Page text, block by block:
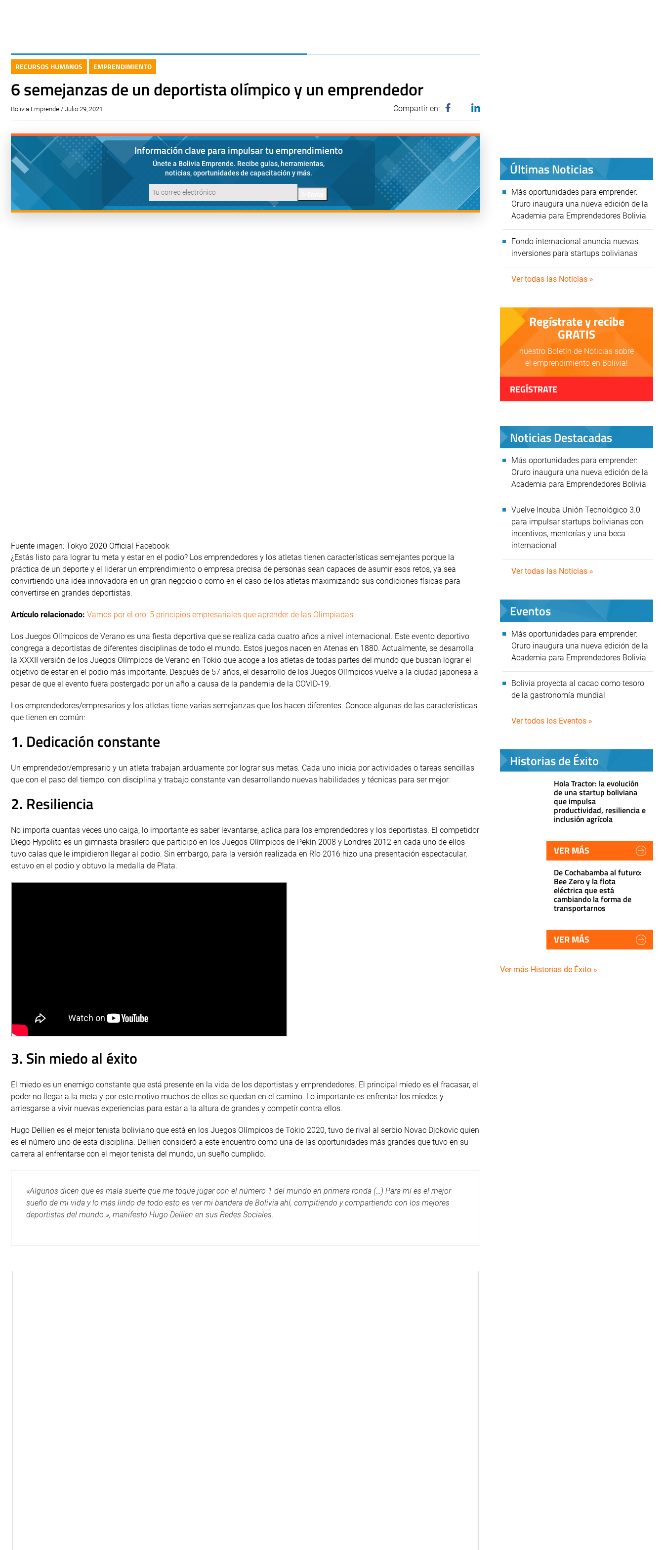
RECURSOS HUMANOS EMPRENDIMIENTO
6 semejanzas de un deportista olímpico y un emprendedor
Bolivia Emprende / Julio 29, 2021 Compartir en:
Información clave para impulsar tu emprendimiento
Únete a Bolivia Emprende. Recibe guías, herramientas,
noticias, oportunidades de capacitación y más.
Fuente imagen: Tokyo 2020 Official Facebook
¿Estás listo para lograr tu meta y estar en el podio? Los emprendedores y los atletas tienen características semejantes porque la
práctica de un deporte y el liderar un emprendimiento o empresa precisa de personas sean capaces de asumir esos retos, ya sea
convirtiendo una idea innovadora en un gran negocio o como en el caso de los atletas maximizando sus condiciones físicas para
convertirse en grandes deportistas.
Artículo relacionado: Vamos por el oro: 5 principios empresariales que aprender de las Olimpiadas
Los Juegos Olímpicos de Verano es una fiesta deportiva que se realiza cada cuatro años a nivel internacional. Este evento deportivo
congrega a deportistas de diferentes disciplinas de todo el mundo. Estos juegos nacen en Atenas en 1880. Actualmente, se desarrolla
la XXXII versión de los Juegos Olímpicos de Verano en Tokio que acoge a los atletas de todas partes del mundo que buscan lograr el
objetivo de estar en el podio más importante. Después de 57 años, el desarrollo de los Juegos Olímpicos vuelve a la ciudad japonesa a
pesar de que el evento fuera postergado por un año a causa de la pandemia de la COVID-19.
Los emprendedores/empresarios y los atletas tiene varias semejanzas que los hacen diferentes. Conoce algunas de las características
que tienen en común:
1. Dedicación constante
Un emprendedor/empresario y un atleta trabajan arduamente por lograr sus metas. Cada uno inicia por actividades o tareas sencillas
que con el paso del tiempo, con disciplina y trabajo constante van desarrollando nuevas habilidades y técnicas para ser mejor.
2. Resiliencia
No importa cuantas veces uno caiga, lo importante es saber levantarse, aplica para los emprendedores y los deportistas. El competidor
Diego Hypolito es un gimnasta brasilero que participó en los Juegos Olímpicos de Pekín 2008 y Londres 2012 en cada uno de ellos
tuvo caías que le impidieron llegar al podio. Sin embargo, para la versión realizada en Río 2016 hizo una presentación espectacular,
estuvo en el podio y obtuvo la medalla de Plata.
3. Sin miedo al éxito
El miedo es un enemigo constante que está presente en la vida de los deportistas y emprendedores. El principal miedo es el fracasar, el
poder no llegar a la meta y por este motivo muchos de ellos se quedan en el camino. Lo importante es enfrentar los miedos y
arriesgarse a vivir nuevas experiencias para estar a la altura de grandes y competir contra ellos.
Hugo Dellien es el mejor tenista boliviano que está en los Juegos Olímpicos de Tokio 2020, tuvo de rival al serbio Novac Djokovic quien
es el número uno de esta disciplina. Dellien consideró a este encuentro como una de las oportunidades más grandes que tuvo en su
carrera al enfrentarse con el mejor tenista del mundo, un sueño cumplido.
«Algunos dicen que es mala suerte que me toque jugar con el número 1 del mundo en primera ronda (…) Para mí es el mejor
sueño de mi vida y lo más lindo de todo esto es ver mi bandera de Bolivia ahí, compitiendo y compartiendo con los mejores
deportistas del mundo.», manifestó Hugo Dellien en sus Redes Sociales.
Últimas Noticias
Más oportunidades para emprender:
Oruro inaugura una nueva edición de la
Academia para Emprendedores Bolivia
Fondo internacional anuncia nuevas
inversiones para startups bolivianas
Ver todas las Noticias »
Regístrate y recibe
GRATIS
nuestro Boletín de Noticias sobre
el emprendimiento en Bolivia!
REGÍSTRATE
Noticias Destacadas
Más oportunidades para emprender:
Oruro inaugura una nueva edición de la
Academia para Emprendedores Bolivia
Vuelve Incuba Unión Tecnológico 3.0
para impulsar startups bolivianas con
incentivos, mentorías y una beca
internacional
Ver todas las Noticias »
Eventos
Más oportunidades para emprender:
Oruro inaugura una nueva edición de la
Academia para Emprendedores Bolivia
Bolivia proyecta al cacao como tesoro
de la gastronomía mundial
Ver todos los Eventos »
Historias de Éxito
Hola Tractor: la evolución
de una startup boliviana
que impulsa
productividad, resiliencia e
inclusión agrícola
VER MÁS
De Cochabamba al futuro:
Bee Zero y la flota
eléctrica que está
cambiando la forma de
transportarnos
VER MÁS
Ver más Historias de Éxito »